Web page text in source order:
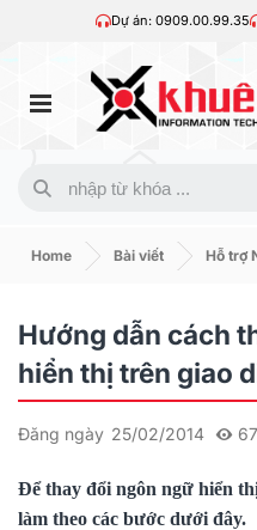
Dự án: 0909.00.99.35
Home Bài viết Hỗ trợ
Hướng dẫn cách
hiển thị trên giao
Đăng ngày 25/02/2014
Để thay đổi ngôn ngữ hiển
làm theo các bước dưới đây.